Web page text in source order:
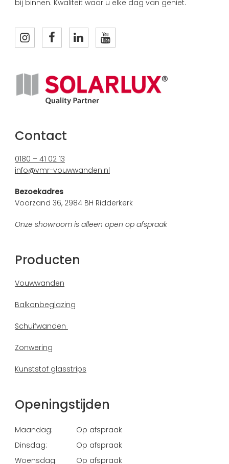
bij binnen. Kwaliteit waar u elke dag van geniet.
Contact
0180 – 41 02 13
info@vmr-vouwwanden.nl
Bezoekadres
Voorzand 36, 2984 BH Ridderkerk
Onze showroom is alleen open op afspraak
Producten
Vouwwanden
Balkonbeglazing
Schuifwanden
Zonwering
Kunststof glasstrips
Openingstijden
Maandag:
Op afspraak
Dinsdag:
Op afspraak
Woensdag:
Op afspraak